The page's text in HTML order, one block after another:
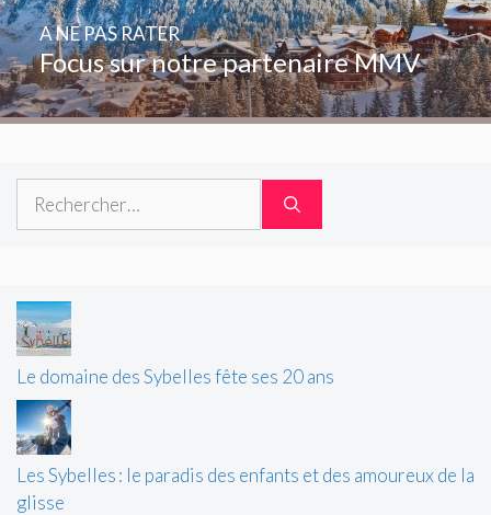
Focus sur notre partenaire MMV
A NE PAS RATER
Le domaine des Sybelles fête ses 20 ans
Les Sybelles : le paradis des enfants et des amoureux de la
glisse